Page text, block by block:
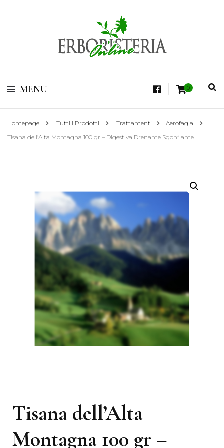
Erboristeria Shop
Online Tisane
Vendita di Botaniche, Erbe e Spezie Officinali, Tisane Terapeutiche Esclusive,
MENU 0
Homepage Tutti i Prodotti Trattamenti
Aerofagia
Tisana dell’Alta Montagna 100 gr – Digestiva Drenante Sgonfiante
Tisana dell’Alta
Montagna 100 gr –